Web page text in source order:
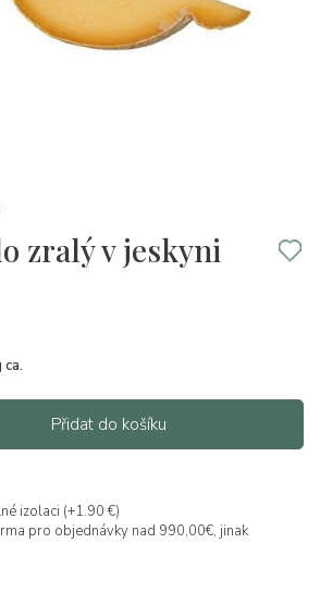
zralý v jeskyni
Přidat do košíku
izolaci (+1.90 €)
pro objednávky nad 990,00€, jinak